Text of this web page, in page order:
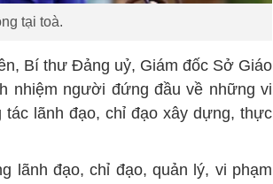
tại toà.
Bí thư Đảng uỷ, Giám đốc Sở Giáo
nhiệm người đứng đầu về những vi
lãnh đạo, chỉ đạo xây dựng, thực
lãnh đạo, chỉ đạo, quản lý, vi phạm